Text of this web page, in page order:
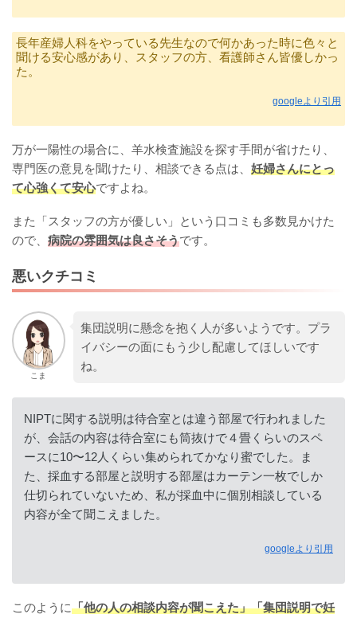
長年産婦人科をやっている先生なので何かあった時に色々と
聞ける安心感があり、スタッフの方、看護師さん皆優しかっ
た。
googleより引用
万が一陽性の場合に、羊水検査施設を探す手間が省けたり、
専門医の意見を聞けたり、相談できる点は、 妊婦さんにとっ
て心強くて安心ですよね。
また「スタッフの方が優しい」という口コミも多数見かけた
ので、 病院の雰囲気は良さそうです。
悪いクチコミ
こま
集団説明に懸念を抱く人が多いようです。プラ
イバシーの面にもう少し配慮してほしいです
ね。
NIPTに関する説明は待合室とは違う部屋で行われました
が、会話の内容は待合室にも筒抜けで４畳くらいのスペ
ースに10〜12人くらい集められてかなり蜜でした。ま
た、採血する部屋と説明する部屋はカーテン一枚でしか
仕切られていないため、私が採血中に個別相談している
内容が全て聞こえました。
googleより引用
このように「他の人の相談内容が聞こえた」「集団説明で妊